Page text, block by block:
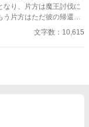
なり、片方は魔王討伐に
う片方はただ彼の帰還を
る。 これは何も持たない
作品です。 無自覚両片
文字数：10,615